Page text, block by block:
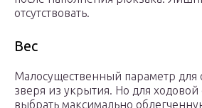
отсутствовать.
Вес
Малосущественный параметр для
зверя из укрытия. Но для
выбрать максимально